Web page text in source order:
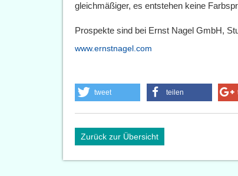
gleichmäßiger, es entstehen keine
Prospekte sind bei Ernst Nagel GmbH,
www.ernstnagel.com
tweet teilen
Zurück zur Übersicht